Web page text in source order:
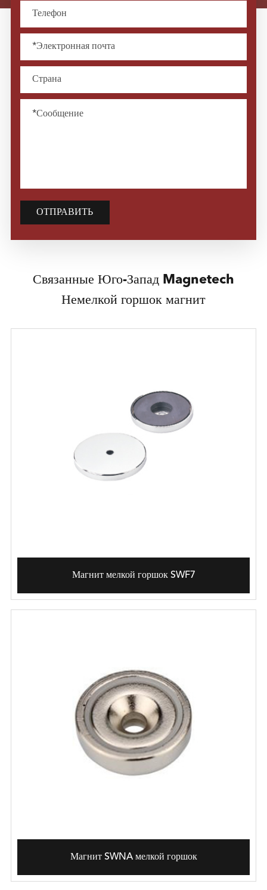
ОТПРАВИТЬ
Связанные Юго-Запад Magnetech
Немелкой горшок магнит
Магнит мелкой горшок SWF7
Магнит SWNA мелкой горшок